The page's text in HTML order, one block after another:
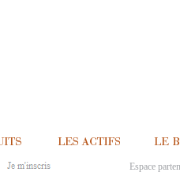
Espace